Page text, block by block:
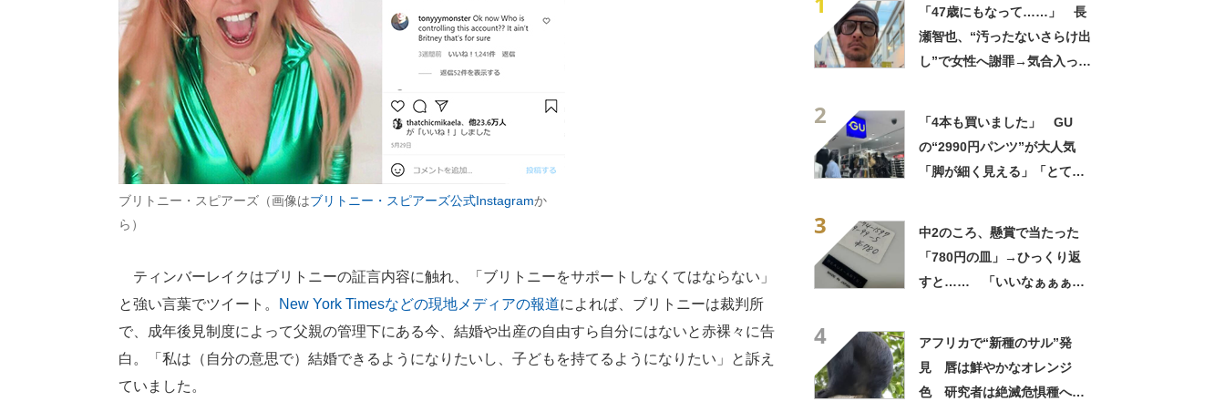
ブリトニー・スピアーズ（画像はブリトニー・スピアーズ公式Instagramか
ら）
ティンバーレイクはブリトニーの証言内容に触れ、「ブリトニーをサポートしなくてはならない」
と強い言葉でツイート。
New York Timesなどの現地メディアの報道によれば、ブリトニーは裁判所
で、成年後見制度によって父親の管理下にある今、結婚や出産の自由すら自分にはないと赤裸々に告
白。「私は（自分の意思で）結婚できるようになりたいし、子どもを持てるようになりたい」と訴え
ていました。
「47歳にもなって……」 長
瀬智也、“汚ったないさらけ出
し”で女性へ謝罪→気合入った
2
「4本も買いました」 GU
の“2990円パンツ”が大人気
「脚が細く見える」「とても
3
中2のころ、懸賞で当たった
「780円の皿」→ひっくり返
すと…… 「いいなぁぁぁぁ
4
アフリカで“新種のサル”発
見 唇は鮮やかなオレンジ
色 研究者は絶滅危惧種への